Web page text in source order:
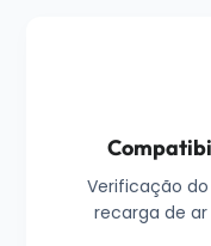
Verificação
recarga de